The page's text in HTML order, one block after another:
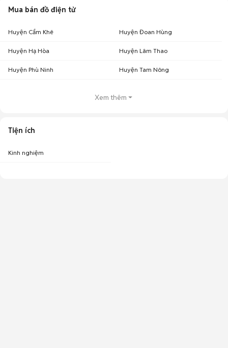
Mua bán đồ điện tử
Huyện Cẩm Khê Huyện Đoan Hùng
Huyện Hạ Hòa Huyện Lâm Thao
Huyện Phù Ninh Huyện Tam Nông
Xem thêm
Tiện ích
Kinh nghiệm